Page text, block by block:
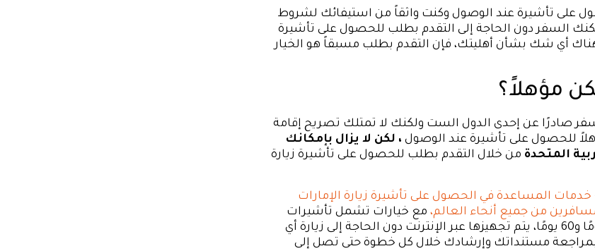
على تأشيرة عند الوصول وكنت واثقاً من استيفائك لشروط
السفر دون الحاجة إلى التقدم بطلب للحصول على تأشيرة
أي شك بشأن أهليتك، فإن التقدم بطلب مسبقاً هو الخيار
مؤهلاً؟
صادرًا عن إحدى الدول الست ولكنك لا تمتلك تصريح إقامة
للحصول على تأشيرة عند الوصول ، لكن لا يزال بإمكانك
المتحدة من خلال التقدم بطلب للحصول على تأشيرة زيارة
خدمات المساعدة في الحصول على تأشيرة زيارة الإمارات
من جميع أنحاء العالم،مع خيارات تشمل تأشيرات
لمدة 14 يومًا و30 يومًا و60 يومًا، يتم تجهيزها عبر الإنترنت دون الحاجة إلى زيارة أي
بمراجعة مستنداتك وإرشادك خلال كل خطوة حتى تصل إلى